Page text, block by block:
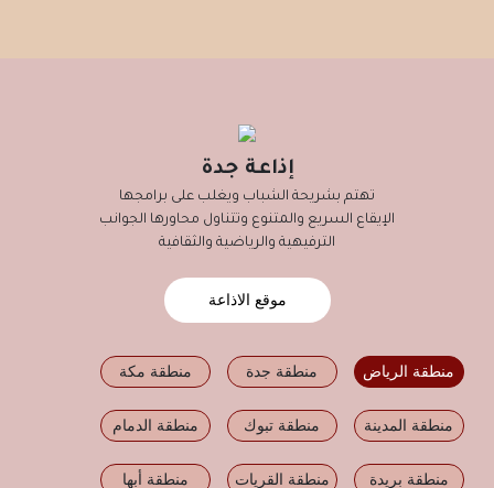
إذاعة جدة
تهتم بشريحة الشباب ويغلب على برامجها
الإيقاع السريع والمتنوع وتتناول محاورها الجوانب
الترفيهية والرياضية والثقافية
موقع الاذاعة
منطقة الرياض منطقة جدة منطقة مكة
منطقة المدينة منطقة تبوك منطقة الدمام
منطقة بريدة منطقة القريات منطقة أبها